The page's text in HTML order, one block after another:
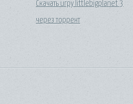
Скачать игру littlebigplanet 3
через торрент